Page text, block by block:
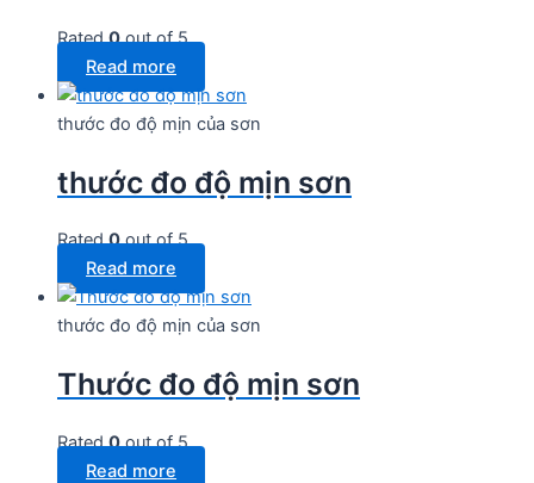
Rated0out of 5
Read more
thước đo độ mịn của sơn
thước đo độ mịn sơn
Rated0out of 5
Read more
thước đo độ mịn của sơn
Thước đo độ mịn sơn
Rated0out of 5
Read more